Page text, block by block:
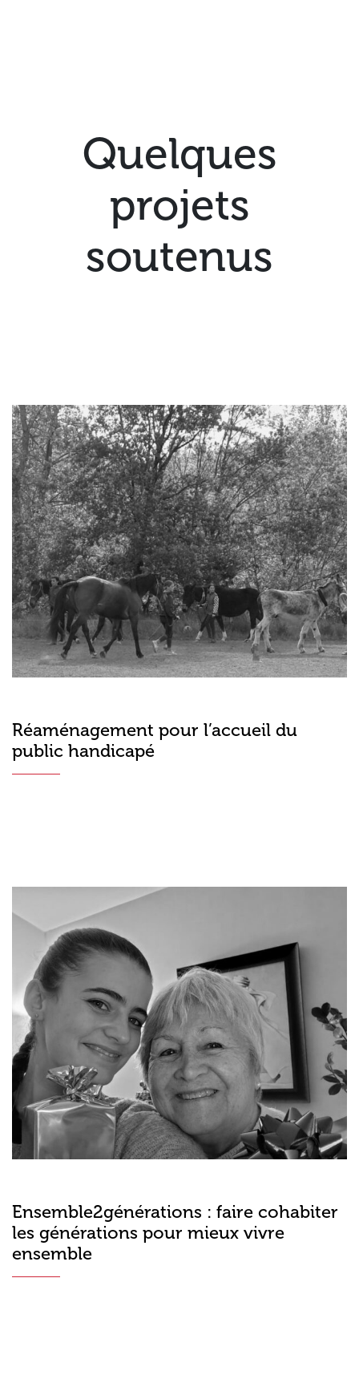
Quelques
projets
soutenus
Réaménagement pour l’accueil du
public handicapé
Ensemble2générations : faire cohabiter
les générations pour mieux vivre
ensemble